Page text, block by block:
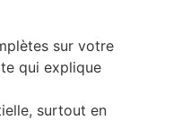
sur votre
qui explique
surtout en